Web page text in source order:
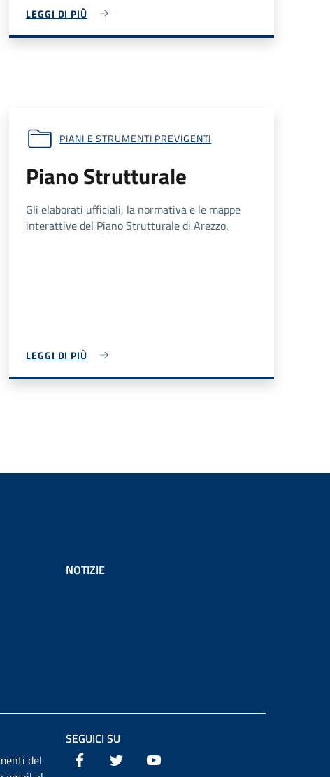
LEGGI DI PIÙ
PIANI E STRUMENTI PREVIGENTI
Piano Strutturale
Gli elaborati ufficiali, la normativa e le mappe
interattive del Piano Strutturale di Arezzo.
LEGGI DI PIÙ
NOTIZIE
del
SEGUICI SU
Facebook Twitter